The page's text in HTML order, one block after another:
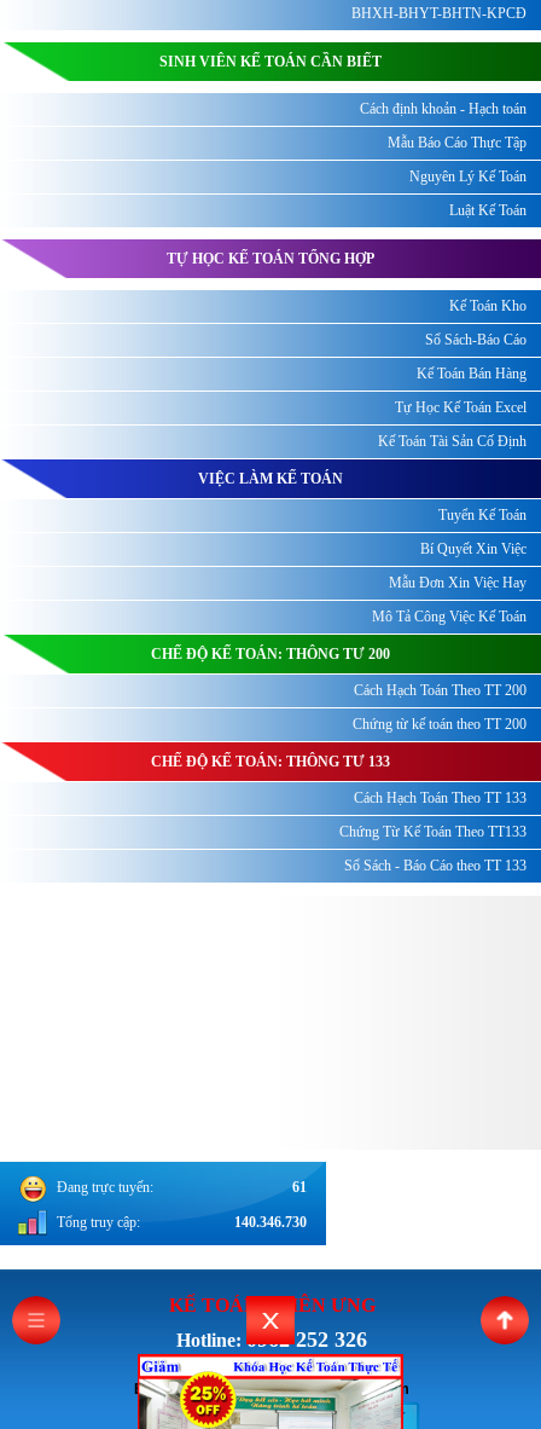
BHXH-BHYT-BHTN-KPCĐ
SINH VIÊN KẾ TOÁN CẦN BIẾT
Cách định khoản - Hạch toán
Mẫu Báo Cáo Thực Tập
Nguyên Lý Kế Toán
Luật Kế Toán
TỰ HỌC KẾ TOÁN TỔNG HỢP
Kế Toán Kho
Sổ Sách-Báo Cáo
Kế Toán Bán Hàng
Tự Học Kế Toán Excel
Kế Toán Tài Sản Cố Định
VIỆC LÀM KẾ TOÁN
Tuyển Kế Toán
Bí Quyết Xin Việc
Mẫu Đơn Xin Việc Hay
Mô Tả Công Việc Kế Toán
CHẾ ĐỘ KẾ TOÁN: THÔNG TƯ 200
Cách Hạch Toán Theo TT 200
Chứng từ kế toán theo TT 200
CHẾ ĐỘ KẾ TOÁN: THÔNG TƯ 133
Cách Hạch Toán Theo TT 133
Chứng Từ Kế Toán Theo TT133
Sổ Sách - Báo Cáo theo TT 133
Đang trực tuyến: 61
Tổng truy cập: 140.346.730
KẾ TOÁN THIÊN ƯNG
Hotline: 0962 252 326
Email: Ketoanthienung6868@gmail.com